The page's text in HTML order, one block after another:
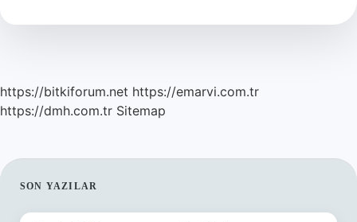
Olan
https://bitkiforum.net https://emarvi.com.tr
https://dmh.com.tr Sitemap
SIDEBAR
SON YAZILAR